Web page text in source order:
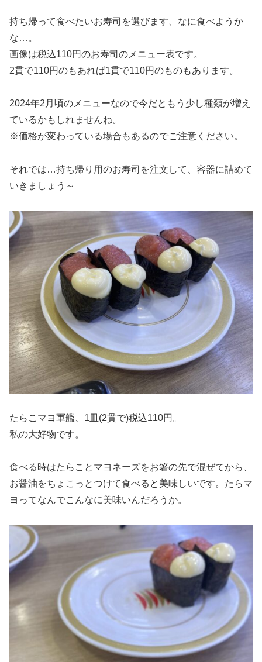
持ち帰って食べたいお寿司を選びます、なに食べようか
な…。
画像は税込110円のお寿司のメニュー表です。
2貫で110円のもあれば1貫で110円のものもあります。
2024年2月頃のメニューなので今だともう少し種類が増え
ているかもしれませんね。
※価格が変わっている場合もあるのでご注意ください。
それでは…持ち帰り用のお寿司を注文して、容器に詰めて
いきましょう～
たらこマヨ軍艦、1皿(2貫で)税込110円。
私の大好物です。
食べる時はたらことマヨネーズをお箸の先で混ぜてから、
お醤油をちょこっとつけて食べると美味しいです。たらマ
ヨってなんでこんなに美味いんだろうか。